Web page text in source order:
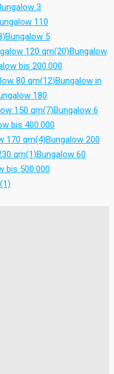
3
110
Bungalow 5
120 qm(20)Bungalow
bis 200.000
80 qm(12)Bungalow in
180
150 qm(7)Bungalow 6
bis 400.000
170 qm(4)Bungalow 200
qm(1)Bungalow 60
bis 500.000
(1)